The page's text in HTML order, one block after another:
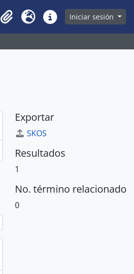
Clipboard
Idioma Enlaces rápidos
Iniciar sesión
Exportar
SKOS
Resultados
1
No. término relacionado
0